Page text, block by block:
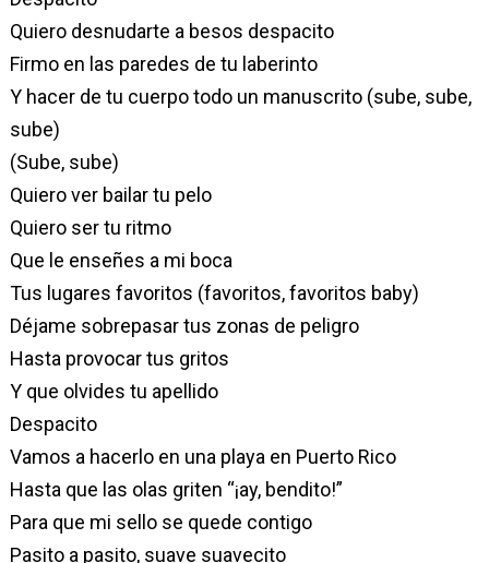
Quiero desnudarte a besos despacito
Firmo en las paredes de tu laberinto
Y hacer de tu cuerpo todo un manuscrito (sube, sube,
sube)
(Sube, sube)
Quiero ver bailar tu pelo
Quiero ser tu ritmo
Que le enseñes a mi boca
Tus lugares favoritos (favoritos, favoritos baby)
Déjame sobrepasar tus zonas de peligro
Hasta provocar tus gritos
Y que olvides tu apellido
Despacito
Vamos a hacerlo en una playa en Puerto Rico
Hasta que las olas griten “¡ay, bendito!”
Para que mi sello se quede contigo
Pasito a pasito, suave suavecito